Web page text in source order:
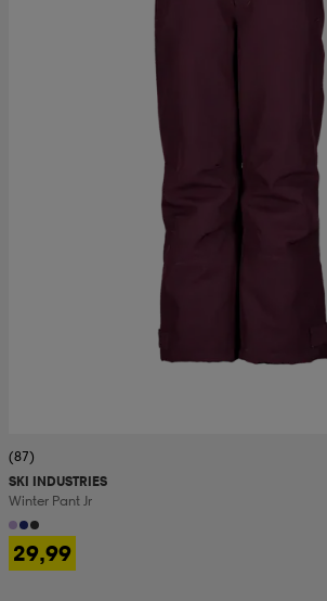
(87)
SKI INDUSTRIES
Winter Pant Jr
29,99